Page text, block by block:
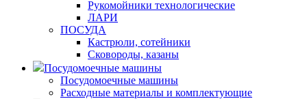
Рукомойники технологические
ЛАРИ
ПОСУДА
Кастрюли, сотейники
Сковороды, казаны
Посудомоечные машины
Посудомоечные машины
Расходные материалы и комплектующие